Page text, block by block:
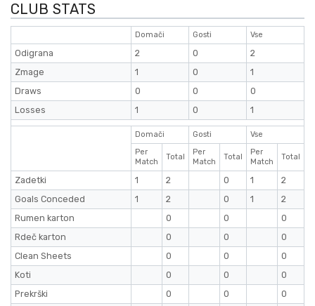
CLUB STATS
Domači Gosti Vse
Odigrana 2 0
2
Zmage
1 0
1
Draws
0 0
0
Losses
1 0 1
Domači Gosti
Vse
Per
Match
Total
Per
Match
Total
Per
Match
Total
Zadetki 1 2 0 1
2
Goals Conceded
1 2 0 1
2
Rumen karton
0 0
0
Rdeč karton
0 0
0
Clean Sheets
0 0
0
Koti
0 0
0
Prekrški
0 0
0